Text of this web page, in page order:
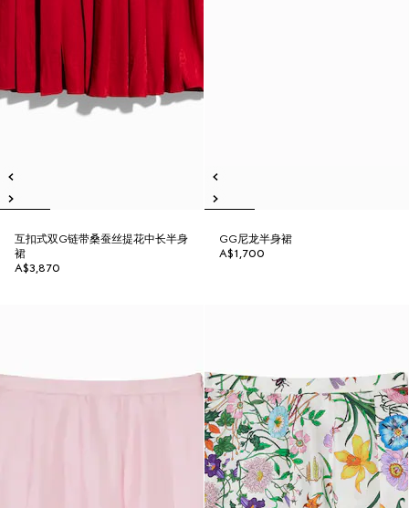
互扣式双G链带桑蚕丝提花中长半身
裙
A$3,870
GG尼龙半身裙
A$1,700